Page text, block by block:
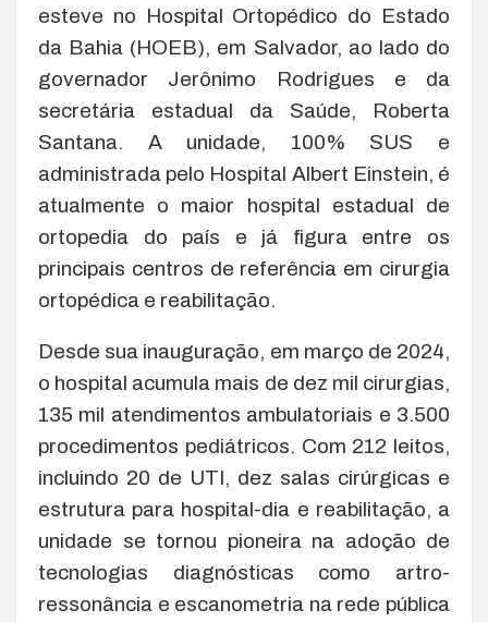
esteve no Hospital Ortopédico do Estado
da Bahia (HOEB), em Salvador, ao lado do
governador Jerônimo Rodrigues e da
secretária estadual da Saúde, Roberta
Santana. A unidade, 100% SUS e
administrada pelo Hospital Albert Einstein, é
atualmente o maior hospital estadual de
ortopedia do país e já figura entre os
principais centros de referência em cirurgia
ortopédica e reabilitação.
Desde sua inauguração, em março de 2024,
o hospital acumula mais de dez mil cirurgias,
135 mil atendimentos ambulatoriais e 3.500
procedimentos pediátricos. Com 212 leitos,
incluindo 20 de UTI, dez salas cirúrgicas e
estrutura para hospital-dia e reabilitação, a
unidade se tornou pioneira na adoção de
tecnologias diagnósticas como artro-
ressonância e escanometria na rede pública